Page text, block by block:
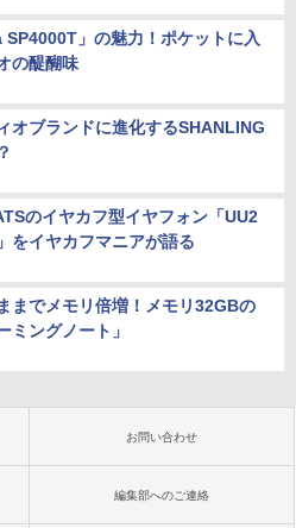
SP4000T」の魅力！ポケットに入
の醍醐味
オブランドに進化するSHANLING
のイヤカフ型イヤフォン「UU2
をイヤカフマニアが語る
までメモリ倍増！メモリ32GBの
ミングノート」
お問い合わせ
編集部へのご連絡